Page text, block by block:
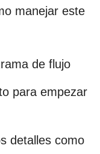
manejar este
de flujo
para empezar
detalles como